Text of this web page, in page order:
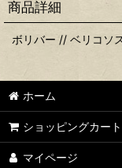
商品詳細
ボリバー // ベリコソ
ホーム
ショッピングカート
マイページ